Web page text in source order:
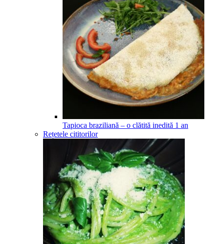
Tapioca braziliană – o clătită inedită 1 an
Rețetele cititorilor